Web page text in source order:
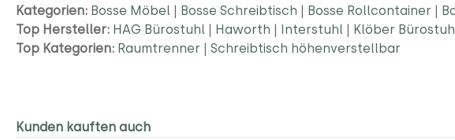
Kategorien: Bosse Möbel | Bosse Schreibtisch | Bosse Rollcontainer |
Top Hersteller: HAG Bürostuhl | Haworth | Interstuhl | Klöber
Top Kategorien: Raumtrenner | Schreibtisch höhenverstellbar
Kunden kauften auch